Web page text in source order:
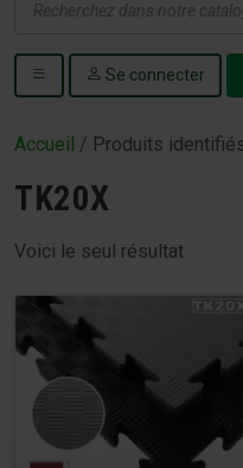
de
Se connecter
Accueil / Produits identifiés
TK20X
Voici le seul résultat